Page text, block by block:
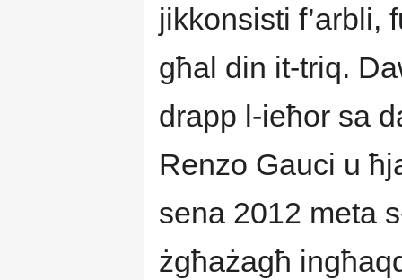
jikkonsisti f’arbli,
għal din it-triq.
drapp l-ieħor sa
Renzo Gauci u
sena 2012 meta
żgħażagħ